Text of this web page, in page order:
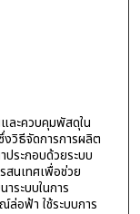
ละควบคุมพัสดุใน
วิธีจัดการการผลิต
ระกอบด้วยระบบ
สนเทศเพื่อช่วย
ระบบในการ
อฟ้า ใช้ระบบการ